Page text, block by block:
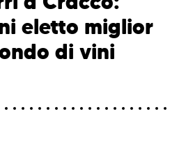
eletto miglior
di vini